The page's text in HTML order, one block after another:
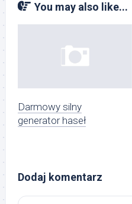
You may also like...
Darmowy silny
generator haseł
Dodaj komentarz